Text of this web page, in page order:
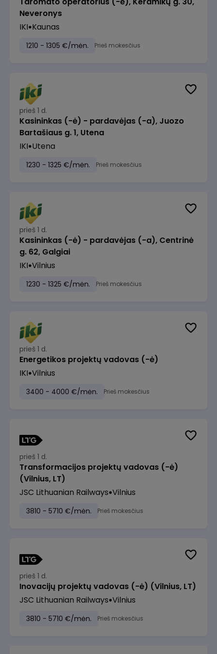
Neveronys
IKI Kaunas
1210 - 1305 €/mėn. Prieš mokesčius
prieš 1 d.
Kasininkas (-ė) - pardavėjas (-a), Juozo
Bartašiaus g. 1, Utena
IKI Utena
1230 - 1325 €/mėn. Prieš mokesčius
prieš 1 d.
Kasininkas (-ė) - pardavėjas (-a), Centrinė
g. 62, Galgiai
IKI Vilnius
1230 - 1325 €/mėn. Prieš mokesčius
prieš 1 d.
Energetikos projektų vadovas (-ė)
IKI Vilnius
3400 - 4000 €/mėn. Prieš mokesčius
prieš 1 d.
Transformacijos projektų vadovas (-ė)
(Vilnius, LT)
JSC Lithuanian Railways Vilnius
3810 - 5710 €/mėn. Prieš mokesčius
prieš 1 d.
Inovacijų projektų vadovas (-ė) (Vilnius, LT)
JSC Lithuanian Railways Vilnius
3810 - 5710 €/mėn. Prieš mokesčius